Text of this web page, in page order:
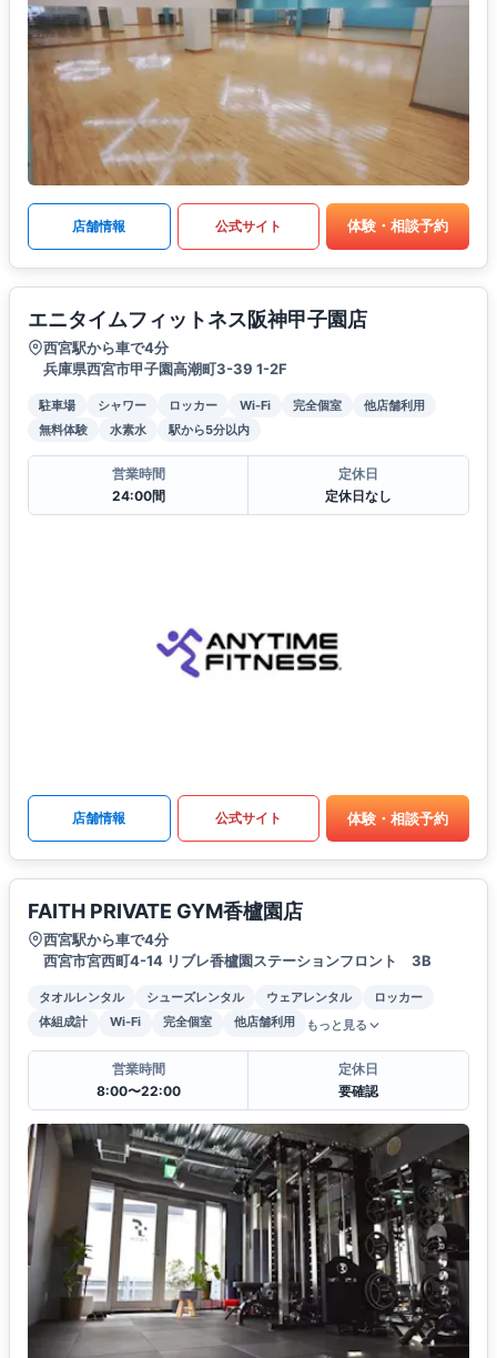
店舗情報 公式サイト 体験・相談予約
エニタイムフィットネス阪神甲子園店
西宮駅から車で4分
兵庫県西宮市甲子園高潮町3-39 1-2F
駐車場 シャワー ロッカー Wi-Fi 完全個室
他店舗利用
無料体験
水素水 駅から5分以内
営業時間
24:00間
定休日
定休日なし
店舗情報 公式サイト 体験・相談予約
FAITH PRIVATE GYM香櫨園店
西宮駅から車で4分
西宮市宮西町4-14 リブレ香櫨園ステーションフロント 3B
タオルレンタル シューズレンタル ウェアレンタル
ロッカー
体組成計
Wi-Fi 完全個室 他店舗利用 もっと見る
営業時間
8:00〜22:00
定休日
要確認